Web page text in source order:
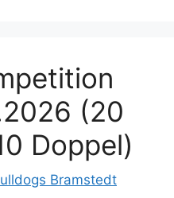
(20
Doppel)
Bramstedt